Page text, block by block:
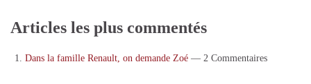
Articles les plus commentés
Dans la famille Renault, on demande Zoé — 2 Commentaires